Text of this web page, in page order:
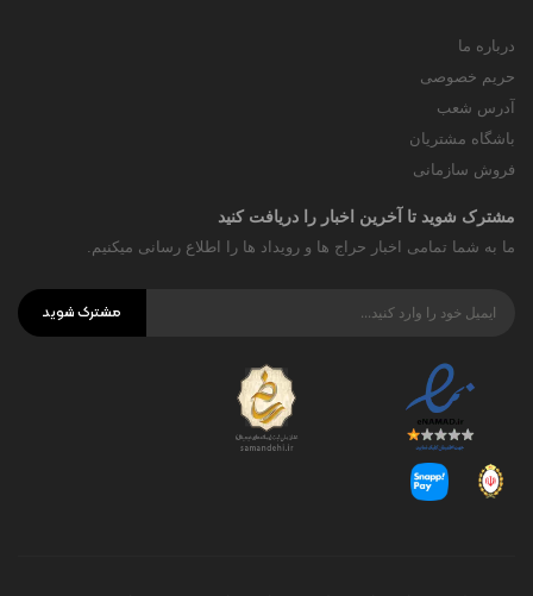
درباره ما
حریم خصوصی
آدرس شعب
باشگاه مشتریان
فروش سازمانی
مشترک شوید تا آخرین اخبار را دریافت کنید
ما به شما تمامی اخبار حراج ها و رویداد ها را اطلاع رسانی میکنیم.
مشترک شوید